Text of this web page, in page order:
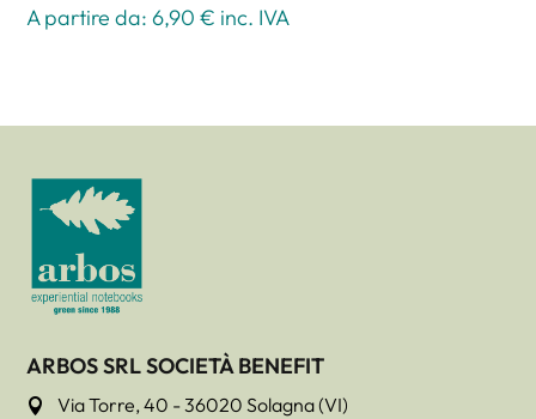
A partire da: 6,90 € inc. IVA
ARBOS SRL SOCIETÀ BENEFIT
 Via Torre, 40 - 36020 Solagna (VI)